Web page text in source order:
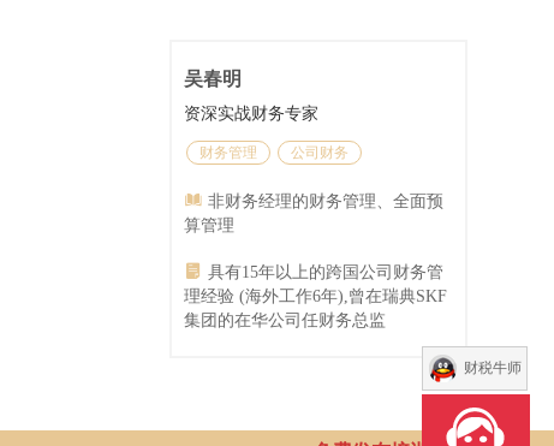
吴春明
资深实战财务专家
财务管理 公司财务
非财务经理的财务管理、全面预
算管理
具有15年以上的跨国公司财务管
理经验 (海外工作6年),曾在瑞典SKF
集团的在华公司任财务总监
财税牛师